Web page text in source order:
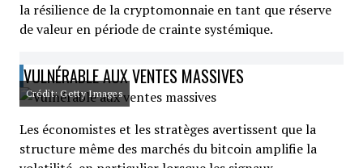
la résilience de la cryptomonnaie en tant que réserve
de valeur en période de crainte systémique.
VULNÉRABLE AUX VENTES MASSIVES
Crédit: Getty Images
Les économistes et les stratèges avertissent que la
structure même des marchés du bitcoin amplifie la